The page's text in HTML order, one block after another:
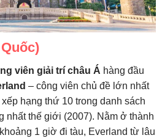
viên giải trí châu Á hàng đầu
– công viên chủ đề lớn nhất
hạng thứ 10 trong danh sách
nhất thế giới (2007). Nằm ở thành
1 giờ đi tàu, Everland từ lâu